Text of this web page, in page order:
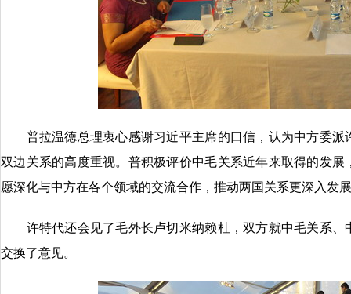
普拉温徳总理衷心感谢习近平主席的口信，认为中方委派
双边关系的高度重视。普积极评价中毛关系近年来取得的发
愿深化与中方在各个领域的交流合作，推动两国关系更深入发
许特代还会见了毛外长卢切米纳赖杜，双方就中毛关系、
交换了意见。